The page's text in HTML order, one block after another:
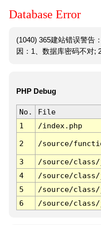
Database Error
(1040) 365建站错误警告
因：1、数据库密码不对;
PHP Debug
No. File
1
/index.php
2 /source/
3 /source/
4
/source/
5
/source/
6
/source/